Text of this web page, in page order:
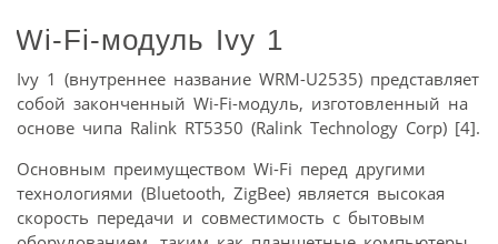
Wi-Fi-модуль Ivy 1
Ivy 1 (внутреннее название WRM-U2535) представляет
собой законченный Wi-Fi-модуль, изготовленный на
основе чипа Ralink RT5350 (Ralink Technology Corp) [4].
Основным преимуществом Wi-Fi перед другими
технологиями (Bluetooth, ZigBee) является высокая
скорость передачи и совместимость с бытовым